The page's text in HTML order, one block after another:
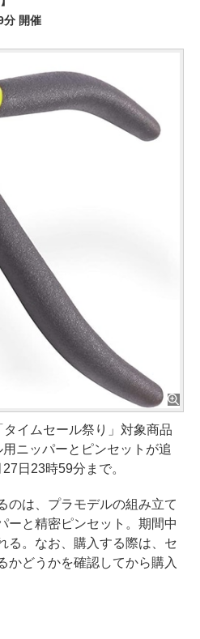
分 開催
イムセール祭り」対象商品
ニッパーとピンセットが追
日23時59分まで。
は、プラモデルの組み立て
ーと精密ピンセット。期間中
る。なお、購入する際は、セ
かどうかを確認してから購入